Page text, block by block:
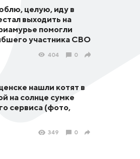
целую, иду в
выходить на
помогли
участника СВО
404 0
нашли котят в
на солнце сумке
сервиса (фото,
349 0